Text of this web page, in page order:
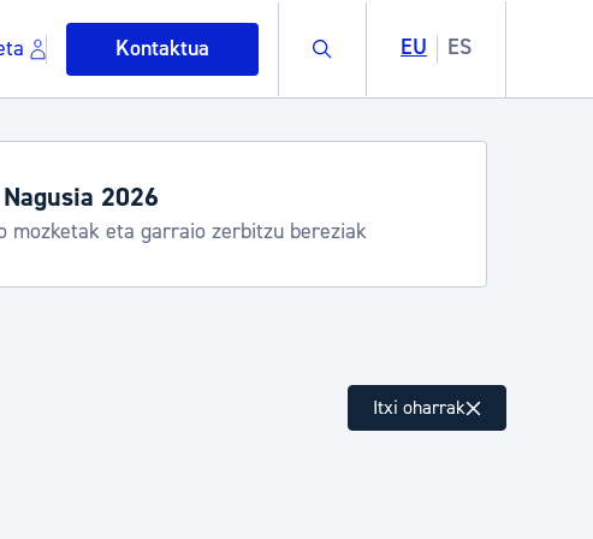
Kontaktua Buscar EU ES
hondakinak eta ingurumena
2026
mozketak eta garraio zerbitzu bereziak
Itxi oharrak